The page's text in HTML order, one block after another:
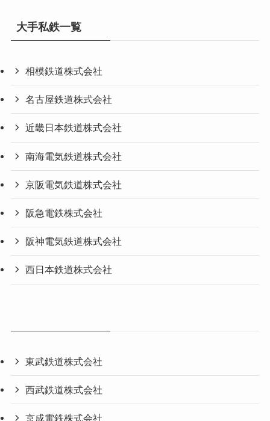
大手私鉄一覧
相模鉄道株式会社
名古屋鉄道株式会社
近畿日本鉄道株式会社
南海電気鉄道株式会社
京阪電気鉄道株式会社
阪急電鉄株式会社
阪神電気鉄道株式会社
西日本鉄道株式会社
東武鉄道株式会社
西武鉄道株式会社
京成電鉄株式会社